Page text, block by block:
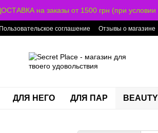
на заказы от 1500 грн (при условии
Пользовательское соглашение Отзывы о магазине
ДЛЯ НЕГО ДЛЯ ПАР BEAUTY